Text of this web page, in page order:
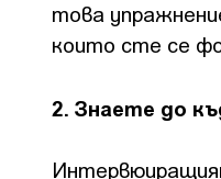
това
които сте се
2. Знаете до